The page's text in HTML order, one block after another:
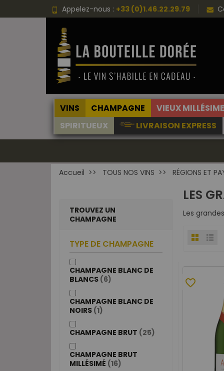
Appelez-nous : +33 (0)1.46.22.29.79
VINS CHAMPAGNE VIEUX
SPIRITUEUX
LIVRAISON EXPRESS
Accueil TOUS NOS VINS RÉGIONS ET
TROUVEZ UN
CHAMPAGNE
TYPE DE CHAMPAGNE
CHAMPAGNE BLANC DE
BLANCS (6)
CHAMPAGNE BLANC DE
NOIRS (1)
CHAMPAGNE BRUT (25)
CHAMPAGNE BRUT
MILLÉSIMÉ (16)
LES
Les
favorite_border